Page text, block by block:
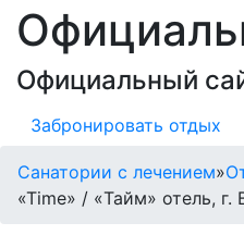
Официальный
Забронировать отдых
Санатории с лечением»
«Time» / «Тайм» отель, г.